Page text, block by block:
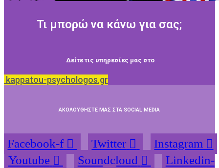
Τι μπορώ να κάνω για σας;
Δείτε τις υπηρεσίες μας στο
kappatou-psychologos.gr
ΑΚΟΛΟΥΘΗΣΤΕ ΜΑΣ ΣΤΑ SOCIAL MEDIA
Facebook-f Twitter
Instagram
Youtube
Soundcloud
Linkedin-